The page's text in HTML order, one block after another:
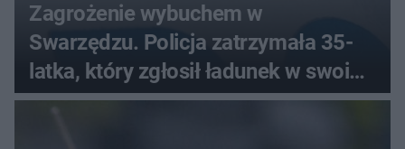
Zagrożenie wybuchem w
Swarzędzu. Policja zatrzymała 35-
latka, który zgłosił ładunek w swoim
aucie